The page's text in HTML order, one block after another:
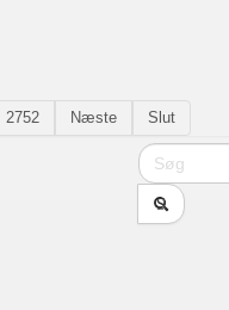
2752 Næste Slut